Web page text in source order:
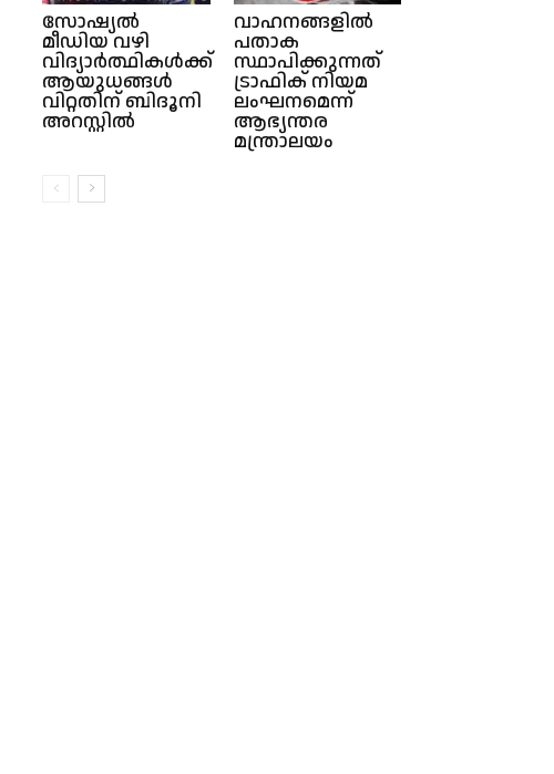
സോഷ്യൽ
മീഡിയ വഴി
വിദ്യാർത്ഥികൾക്ക്
ആയുധങ്ങൾ
വിറ്റതിന് ബിദൂനി
അറസ്റ്റിൽ
വാഹനങ്ങളിൽ
പതാക
സ്ഥാപിക്കുന്നത്
ട്രാഫിക് നിയമ
ലംഘനമെന്ന്
ആഭ്യന്തര
മന്ത്രാലയം